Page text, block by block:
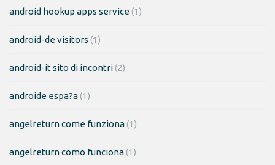
android hookup apps service(1)
android-de visitors (1)
android-it sito di incontri(2)
androide espa?a(1)
angelreturn come funziona(1)
angelreturn como funciona(1)